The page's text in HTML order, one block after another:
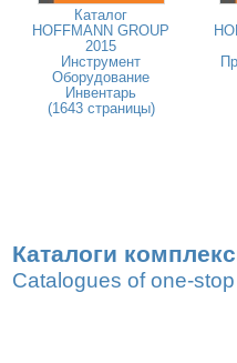
Каталог
HOFFMANN GROUP
2015
Инструмент
Оборудование
Инвентарь
(1643 страницы)
Каталоги
Catalogues of one-